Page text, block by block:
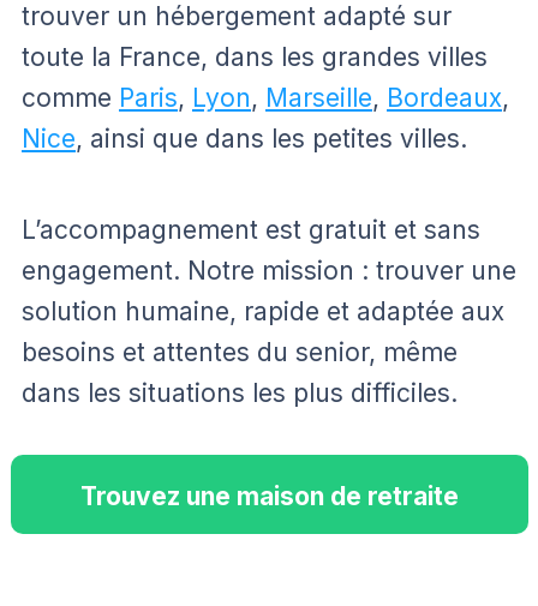
trouver un hébergement adapté sur
toute la France, dans les grandes villes
comme Paris, Lyon, Marseille, Bordeaux,
Nice, ainsi que dans les petites villes.
L’accompagnement est gratuit et sans
engagement. Notre mission : trouver une
solution humaine, rapide et adaptée aux
besoins et attentes du senior, même
dans les situations les plus difficiles.
Trouvez une maison de retraite